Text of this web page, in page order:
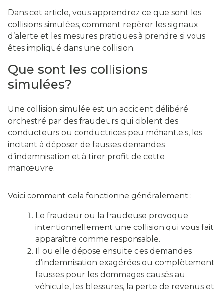
Dans cet article, vous apprendrez ce que sont les
collisions simulées, comment repérer les signaux
d’alerte et les mesures pratiques à prendre si vous
êtes impliqué dans une collision.
Que sont les collisions
simulées?
Une collision simulée est un accident délibéré
orchestré par des fraudeurs qui ciblent des
conducteurs ou conductrices peu méfiant.e.s, les
incitant à déposer de fausses demandes
d’indemnisation et à tirer profit de cette
manœuvre.
Voici comment cela fonctionne généralement :
Le fraudeur ou la fraudeuse provoque
intentionnellement une collision qui vous fait
apparaître comme responsable.
Il ou elle dépose ensuite des demandes
d’indemnisation exagérées ou complètement
fausses pour les dommages causés au
véhicule, les blessures, la perte de revenus et